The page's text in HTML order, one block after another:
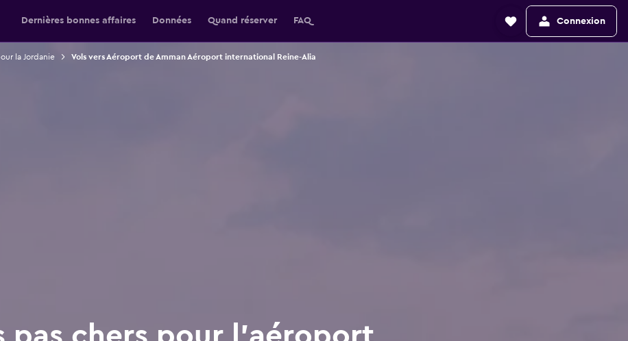
Dernières bonnes affaires Données Quand réserver FAQ Connexion
la Jordanie Vols vers Aéroport de Amman Aéroport international Reine-Alia